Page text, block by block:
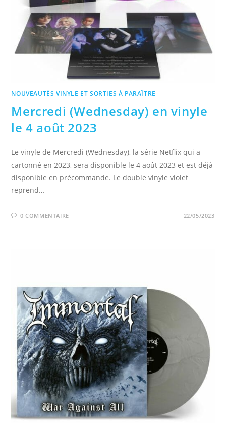
NOUVEAUTÉS VINYLE ET SORTIES À PARAÎTRE
Mercredi (Wednesday) en vinyle
le 4 août 2023
Le vinyle de Mercredi (Wednesday), la série Netflix qui a
cartonné en 2023, sera disponible le 4 août 2023 et est déjà
disponible en précommande. Le double vinyle violet
reprend…
0 COMMENTAIRE 22/05/2023